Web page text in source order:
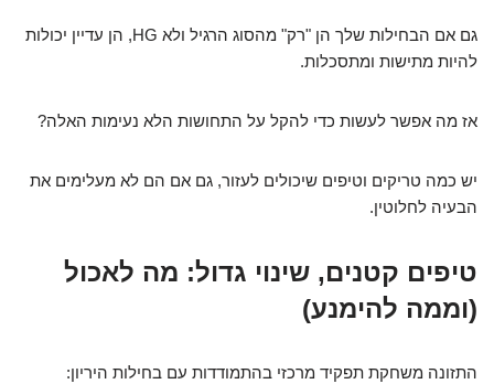
גם אם הבחילות שלך הן "רק" מהסוג הרגיל ולא HG, הן עדיין יכולות
להיות מתישות ומתסכלות.
אז מה אפשר לעשות כדי להקל על התחושות הלא נעימות האלה?
יש כמה טריקים וטיפים שיכולים לעזור, גם אם הם לא מעלימים את
הבעיה לחלוטין.
טיפים קטנים, שינוי גדול: מה לאכול
(וממה להימנע)
התזונה משחקת תפקיד מרכזי בהתמודדות עם בחילות היריון: